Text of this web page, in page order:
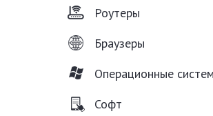
Роутеры
Браузеры
Операционные
Софт